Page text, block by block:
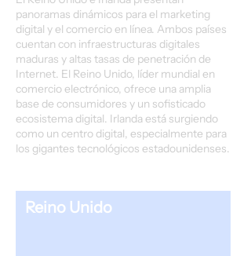
panoramas dinámicos para el marketing
digital y el comercio en línea. Ambos países
cuentan con infraestructuras digitales
maduras y altas tasas de penetración de
Internet. El Reino Unido, líder mundial en
comercio electrónico, ofrece una amplia
base de consumidores y un sofisticado
ecosistema digital. Irlanda está surgiendo
como un centro digital, especialmente para
los gigantes tecnológicos estadounidenses.
Reino Unido